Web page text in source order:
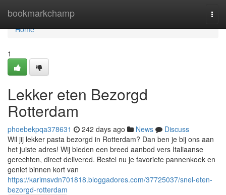
bookmarkchamp
Home
Home
1
Lekker eten Bezorgd
Rotterdam
phoebekpqa378631 242 days ago News
Discuss
Wil jij lekker pasta bezorgd in Rotterdam? Dan ben je bij ons aan
het juiste adres! Wij bieden een breed aanbod vers Italiaanse
gerechten, direct delivered. Bestel nu je favoriete pannenkoek en
geniet binnen kort van
https://karimsvdn701818.bloggadores.com/37725037/snel-eten-
bezorgd-rotterdam